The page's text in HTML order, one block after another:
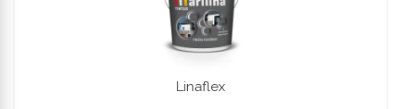
Linaflex